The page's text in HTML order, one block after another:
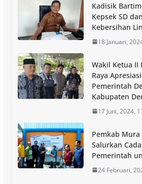
Kadisik
Kepsek SD
Kebersihan
18 Januari,
Wakil Ketua II
Raya
Pemerintah
Kabupaten
17 Juni, 2024,
Pemkab
Salurkan
Pemerintah
24 Februari,